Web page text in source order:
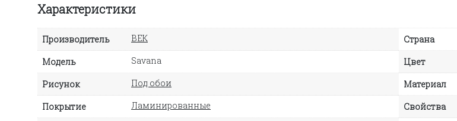
Характеристики
Производитель ВЕК Страна
Модель Savana Цвет
Рисунок Под обои Материал
Покрытие Ламинированные Свойства